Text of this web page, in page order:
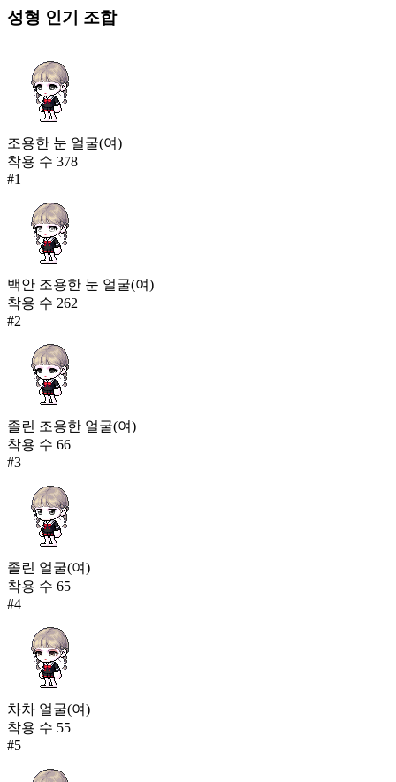
성형 인기 조합
조용한 눈 얼굴(여)
착용 수 378
#1
백안 조용한 눈 얼굴(여)
착용 수 262
#2
졸린 조용한 얼굴(여)
착용 수 66
#3
졸린 얼굴(여)
착용 수 65
#4
차차 얼굴(여)
착용 수 55
#5